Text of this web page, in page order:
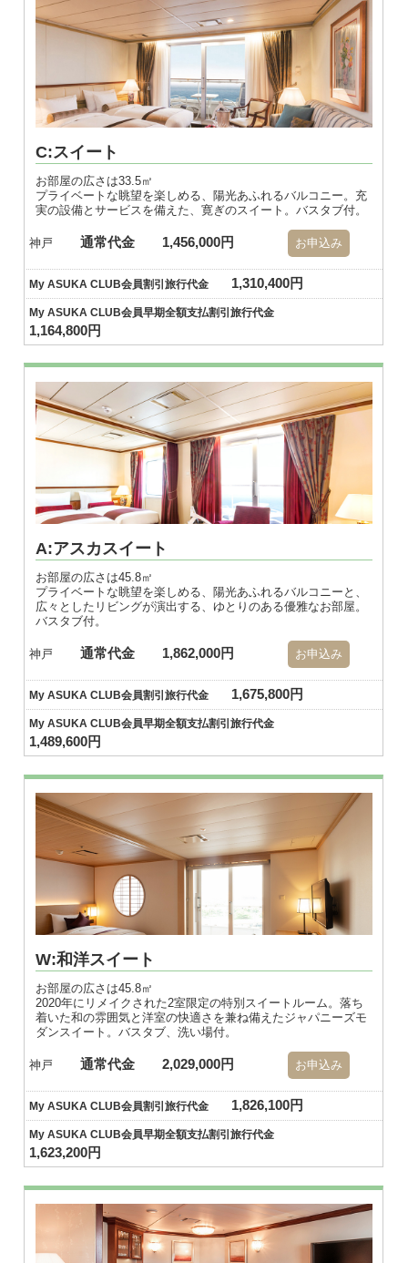
C:スイート
お部屋の広さは33.5㎡
プライベートな眺望を楽しめる、陽光あふれるバルコニー。充
実の設備とサービスを備えた、寛ぎのスイート。バスタブ付。
神戸 通常代金 1,456,000円 お申込み
My ASUKA CLUB会員割引旅行代金 1,310,400円
My ASUKA CLUB会員早期全額支払割引旅行代金
1,164,800円
A:アスカスイート
お部屋の広さは45.8㎡
プライベートな眺望を楽しめる、陽光あふれるバルコニーと、
広々としたリビングが演出する、ゆとりのある優雅なお部屋。
バスタブ付。
神戸 通常代金 1,862,000円 お申込み
My ASUKA CLUB会員割引旅行代金 1,675,800円
My ASUKA CLUB会員早期全額支払割引旅行代金
1,489,600円
W:和洋スイート
お部屋の広さは45.8㎡
2020年にリメイクされた2室限定の特別スイートルーム。落ち
着いた和の雰囲気と洋室の快適さを兼ね備えたジャパニーズモ
ダンスイート。バスタブ、洗い場付。
神戸 通常代金 2,029,000円 お申込み
My ASUKA CLUB会員割引旅行代金 1,826,100円
My ASUKA CLUB会員早期全額支払割引旅行代金
1,623,200円